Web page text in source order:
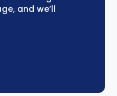
and we’ll